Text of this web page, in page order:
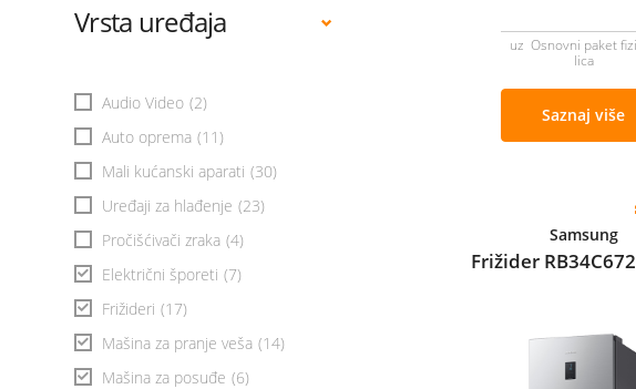
Vrsta uređaja
Audio Video (2)
Auto oprema (11)
Mali kućanski aparati (30)
Uređaji za hlađenje (23)
Pročišćivači zraka (4)
Električni šporeti (7)
Frižideri (17)
Mašina za pranje veša (14)
Mašina za posuđe (6)
uz Osnovni paket
lica
Saznaj više
Samsung
Frižider